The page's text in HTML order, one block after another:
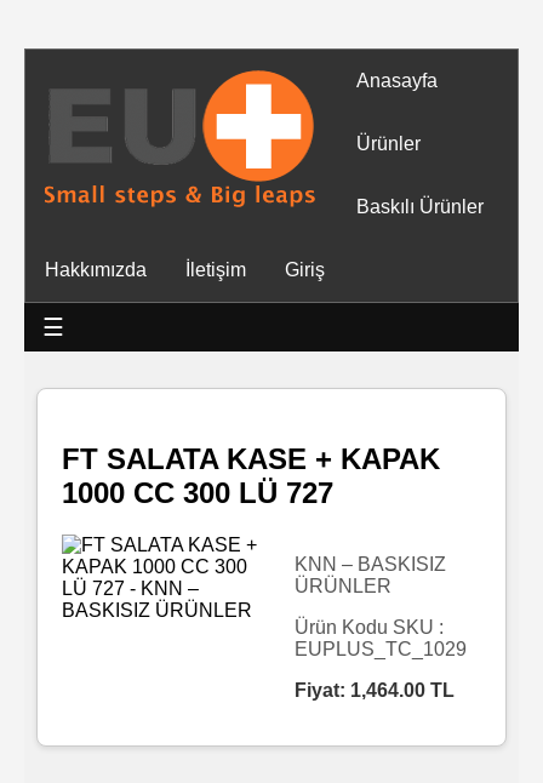
Anasayfa
Ürünler
Baskılı Ürünler
Hakkımızda İletişim Giriş
☰
Tüm
Ürünler
Mendiller
Baskılı
Islak
Rulo
Mendil
Islak
FT SALATA KASE + KAPAK
1000 CC 300 LÜ 727
KNN – BASKISIZ
ÜRÜNLER
Ürün Kodu SKU :
EUPLUS_TC_1029
Fiyat: 1,464.00 TL